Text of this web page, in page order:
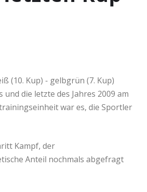
(10. Kup) - gelbgrün (7. Kup)
die letzte des Jahres 2009 am
war es, die Sportler
Kampf, der
Anteil nochmals abgefragt